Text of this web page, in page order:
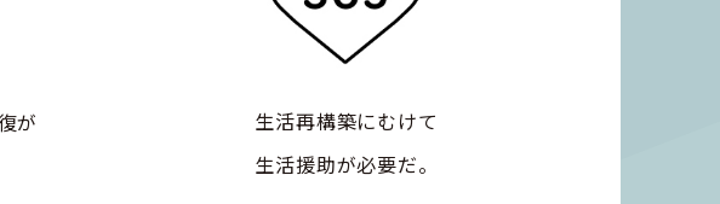
が
生活再構築にむけて
生活援助が必要だ。